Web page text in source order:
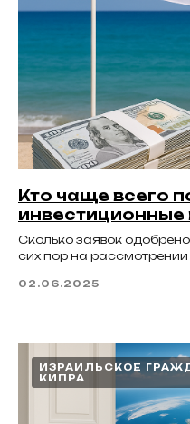
Кто чаще всего
инвестиционные
Сколько заявок
сих пор на рассмотрении
02.06.2025
ИЗРАИЛЬСКОЕ
КИПРА